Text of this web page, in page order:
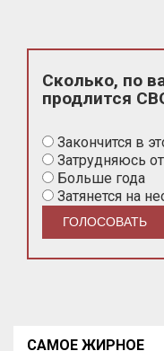
Сколько, по
продлится
Закончится в
Затрудняюсь
Больше года
Затянется на
САМОЕ ЖИРНОЕ